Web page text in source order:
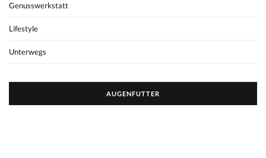
Genusswerkstatt
Lifestyle
Unterwegs
AUGENFUTTER